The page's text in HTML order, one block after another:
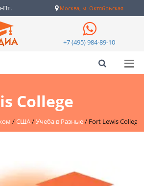
Пт. Москва, м. Октябрьская
+7 (495) 984-89-10
College
/США/Учеба в Разные/ Fort Lewis College